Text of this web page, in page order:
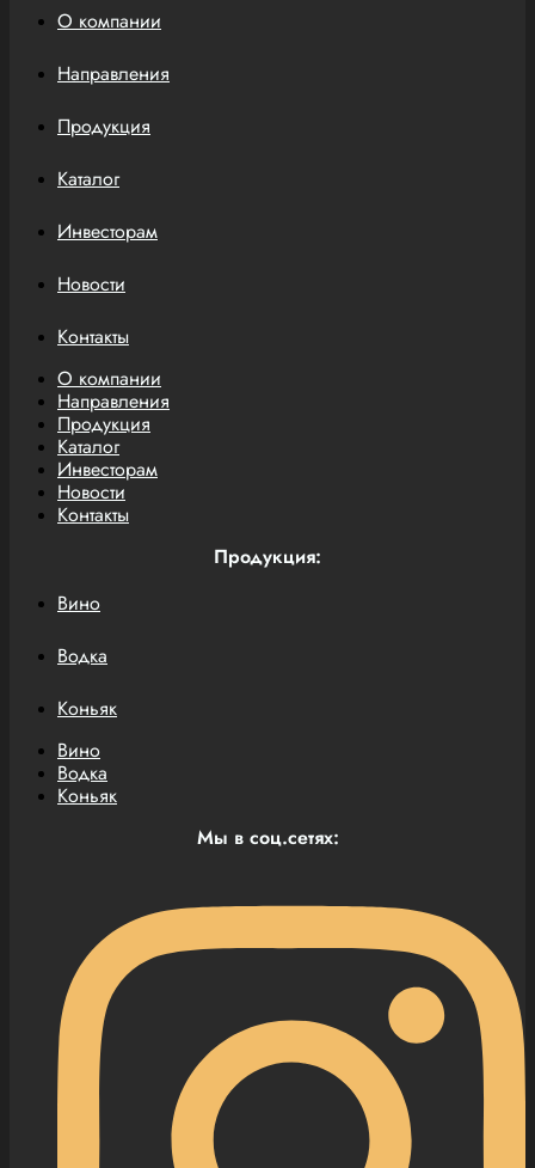
О компании
Направления
Продукция
Каталог
Инвесторам
Новости
Контакты
О компании
Направления
Продукция
Каталог
Инвесторам
Новости
Контакты
Продукция:
Вино
Водка
Коньяк
Вино
Водка
Коньяк
Мы в соц.сетях: